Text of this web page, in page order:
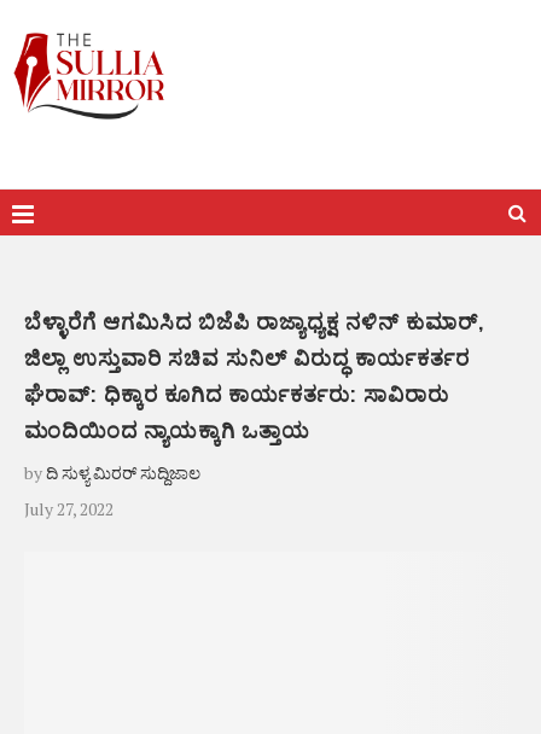
ಬೆಳ್ಳಾರೆಗೆ ಆಗಮಿಸಿದ ಬಿಜೆಪಿ ರಾಜ್ಯಾಧ್ಯಕ್ಷ ನಳಿನ್ ಕುಮಾರ್,
ಜಿಲ್ಲಾ ಉಸ್ತುವಾರಿ ಸಚಿವ ಸುನಿಲ್ ವಿರುದ್ಧ ಕಾರ್ಯಕರ್ತರ
ಘೆರಾವ್: ಧಿಕ್ಕಾರ ಕೂಗಿದ ಕಾರ್ಯಕರ್ತರು: ಸಾವಿರಾರು
ಮಂದಿಯಿಂದ ನ್ಯಾಯಕ್ಕಾಗಿ ಒತ್ತಾಯ
byದಿ ಸುಳ್ಯ ಮಿರರ್ ಸುದ್ದಿಜಾಲ
July 27, 2022